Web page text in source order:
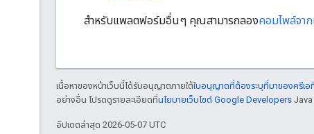
สำหรับแพลตฟอร์มอื่นๆ คุณสามารถลองคอมไพล์จา
เนื้อหาของหน้าเว็บนี้ได้รับอนุญาตภายใต้ใบอนุญาตที่ต้องระบุที่มาของครีเ
อย่างอื่น โปรดดูรายละเอียดที่นโยบายเว็บไซต์ Google Developers Java
อัปเดตล่าสุด 2026-05-07 UTC